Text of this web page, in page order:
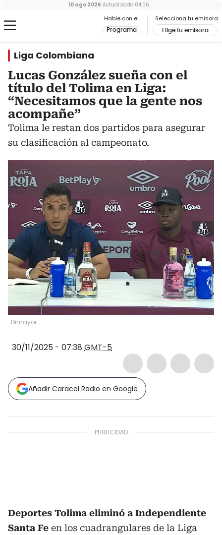
Hable con el
Programa
Selecciona tu emisora
Elige tu emisora
10 ago 2026 Actualizado 04:06
Liga Colombiana
Lucas González sueña con el
título del Tolima en Liga:
“Necesitamos que la gente nos
acompañe”
Tolima le restan dos partidos para asegurar
su clasificación al campeonato.
Dimayor
30/11/2025 - 07:38 GMT-5
Añadir Caracol Radio en Google
Deportes Tolima eliminó a Independiente
Santa Fe en los cuadrangulares de la Liga